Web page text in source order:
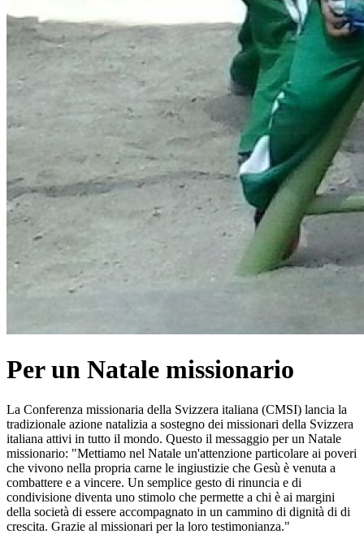
Per un Natale missionario
La Conferenza missionaria della Svizzera italiana (CMSI) lancia la
tradizionale azione natalizia a sostegno dei missionari della Svizzera
italiana attivi in tutto il mondo. Questo il messaggio per un Natale
missionario: "Mettiamo nel Natale un'attenzione particolare ai poveri
che vivono nella propria carne le ingiustizie che Gesù è venuta a
combattere e a vincere. Un semplice gesto di rinuncia e di
condivisione diventa uno stimolo che permette a chi è ai margini
della società di essere accompagnato in un cammino di dignità di di
crescita. Grazie al missionari per la loro testimonianza."